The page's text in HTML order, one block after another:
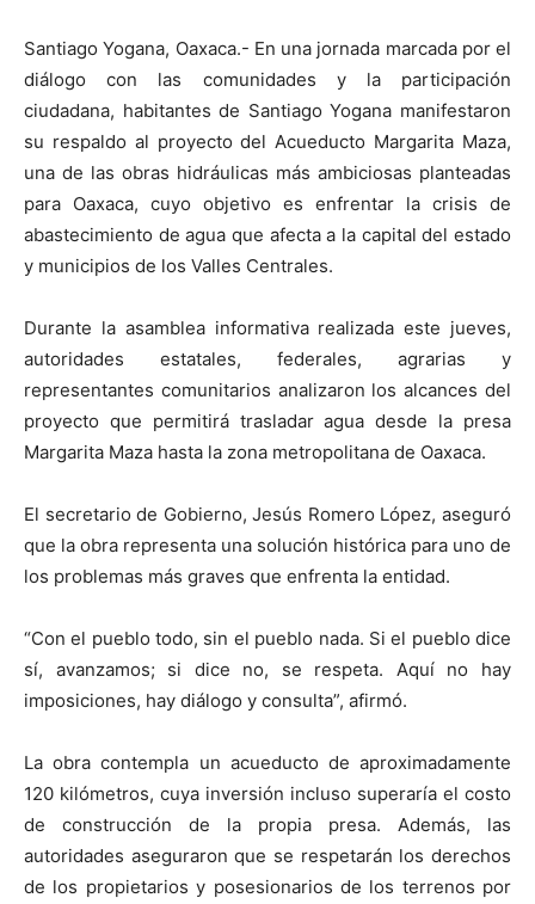
Santiago Yogana, Oaxaca.- En una jornada marcada por el
diálogo con las comunidades y la participación
ciudadana, habitantes de Santiago Yogana manifestaron
su respaldo al proyecto del Acueducto Margarita Maza,
una de las obras hidráulicas más ambiciosas planteadas
para Oaxaca, cuyo objetivo es enfrentar la crisis de
abastecimiento de agua que afecta a la capital del estado
y municipios de los Valles Centrales.
Durante la asamblea informativa realizada este jueves,
autoridades estatales, federales, agrarias y
representantes comunitarios analizaron los alcances del
proyecto que permitirá trasladar agua desde la presa
Margarita Maza hasta la zona metropolitana de Oaxaca.
El secretario de Gobierno, Jesús Romero López, aseguró
que la obra representa una solución histórica para uno de
los problemas más graves que enfrenta la entidad.
“Con el pueblo todo, sin el pueblo nada. Si el pueblo dice
sí, avanzamos; si dice no, se respeta. Aquí no hay
imposiciones, hay diálogo y consulta”, afirmó.
La obra contempla un acueducto de aproximadamente
120 kilómetros, cuya inversión incluso superaría el costo
de construcción de la propia presa. Además, las
autoridades aseguraron que se respetarán los derechos
de los propietarios y posesionarios de los terrenos por